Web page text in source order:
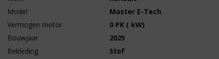
Model
Master E-Tech
Vermogen motor
0 PK ( kW)
Bouwjaar
2025
Bekleding
Stof